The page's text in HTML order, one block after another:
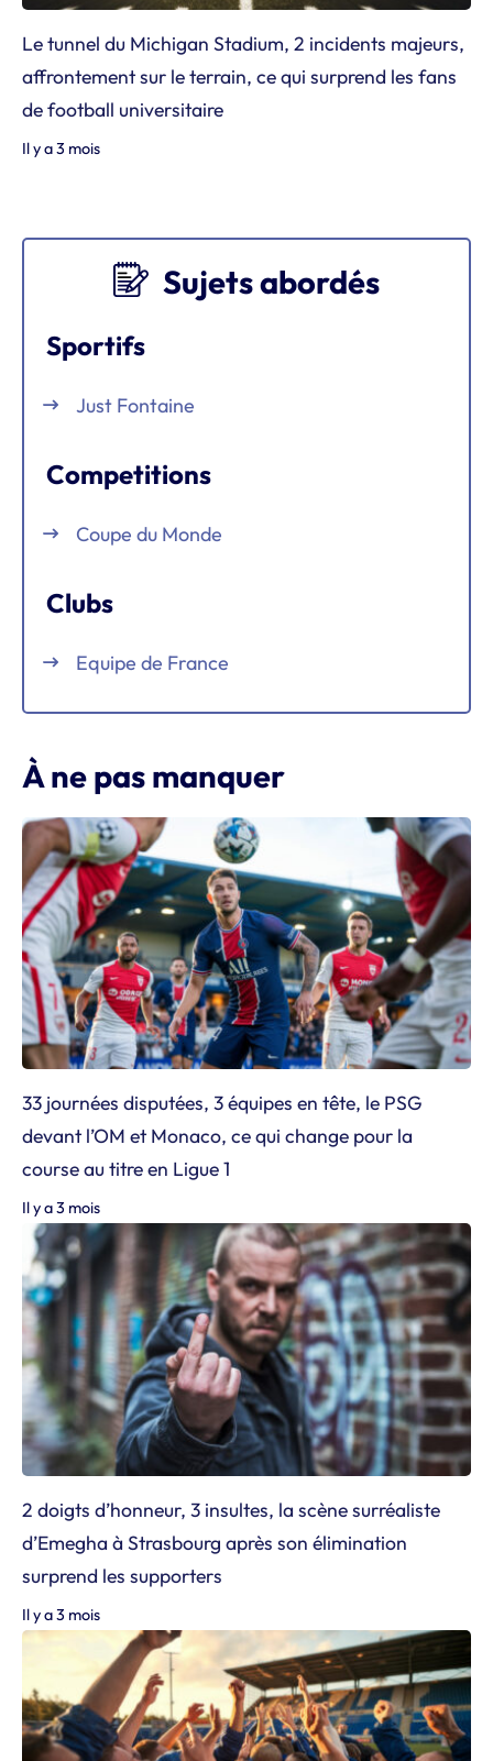
Le tunnel du Michigan Stadium, 2 incidents majeurs,
affrontement sur le terrain, ce qui surprend les fans
de football universitaire
Il y a 3 mois
Sujets abordés
Sportifs
Just Fontaine
Competitions
Coupe du Monde
Clubs
Equipe de France
À ne pas manquer
33 journées disputées, 3 équipes en tête, le PSG
devant l’OM et Monaco, ce qui change pour la
course au titre en Ligue 1
Il y a 3 mois
2 doigts d’honneur, 3 insultes, la scène surréaliste
d’Emegha à Strasbourg après son élimination
surprend les supporters
Il y a 3 mois